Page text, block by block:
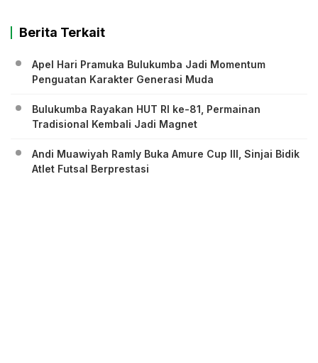
Berita Terkait
Apel Hari Pramuka Bulukumba Jadi Momentum
Penguatan Karakter Generasi Muda
Bulukumba Rayakan HUT RI ke-81, Permainan
Tradisional Kembali Jadi Magnet
Andi Muawiyah Ramly Buka Amure Cup III, Sinjai Bidik
Atlet Futsal Berprestasi